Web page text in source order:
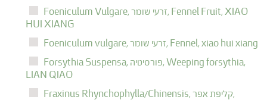
Foeniculum Vulgare, זרעי שומר, Fennel Fruit, XIAO
HUI XIANG
Foeniculum vulgare,
זרעי שומר, Fennel, xiao hui xiang
Forsythia Suspensa,
פורסיטיה, Weeping forsythia,
LIAN QIAO
Fraxinus Rhynchophylla/Chinensis,
קליפת אפר,